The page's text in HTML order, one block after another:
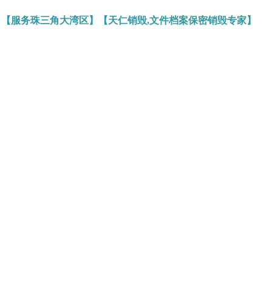
服务珠三角大湾区】【天仁销毁,文件档案保密销毁专家】